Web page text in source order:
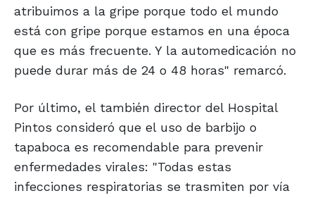
atribuimos a la gripe porque todo el mundo
está con gripe porque estamos en una época
que es más frecuente. Y la automedicación no
puede durar más de 24 o 48 horas" remarcó.
Por último, el también director del Hospital
Pintos consideró que el uso de barbijo o
tapaboca es recomendable para prevenir
enfermedades virales: "Todas estas
infecciones respiratorias se trasmiten por vía